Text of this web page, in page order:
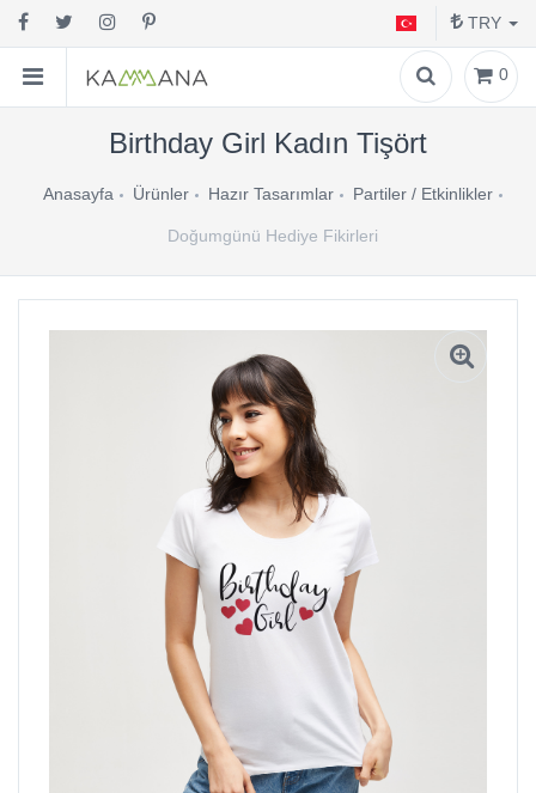
TRY
0
Birthday Girl Kadın Tişört
Anasayfa Ürünler Hazır Tasarımlar Partiler / Etkinlikler
Doğumgünü Hediye Fikirleri